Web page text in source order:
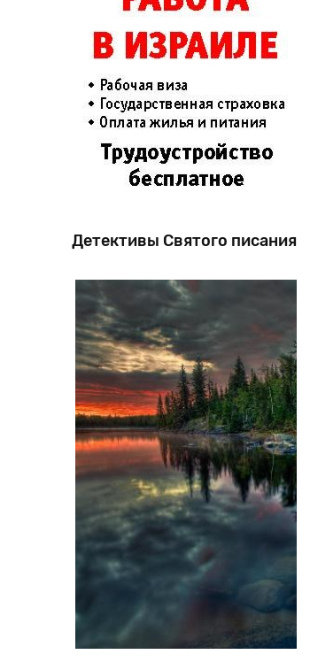
Детективы Святого писания